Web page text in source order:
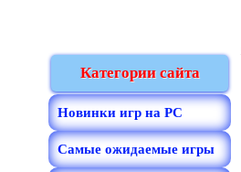
Категории сайта
Новинки игр на PC
Самые ожидаемые игры